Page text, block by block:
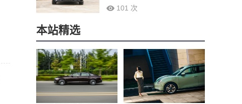
101 次
本站精选